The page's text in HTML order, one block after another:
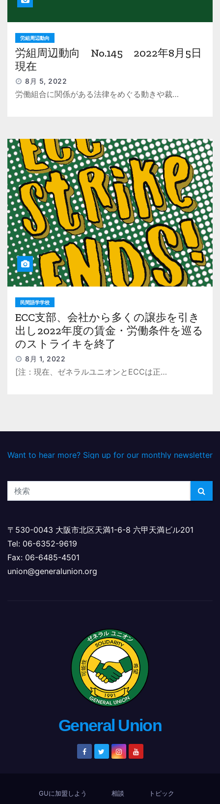
労組周辺動向
労組周辺動向 No.145 2022年8月5日
現在
8月 5, 2022
労働組合に関係がある法律をめぐる動きや裁…
民間語学学校
ECC支部、会社から多くの譲歩を引き
出し2022年度の賃金・労働条件を巡る
のストライキを終了
8月 1, 2022
[注：現在、ゼネラルユニオンとECCは正…
Want to hear more? Sign up for our monthly newsletter
〒530-0043 大阪市北区天満1-6-8 六甲天満ビル201
Tel: 06-6352-9619
Fax: 06-6485-4501
union@generalunion.org
General Union
GUに加盟しよう 相談
トピック